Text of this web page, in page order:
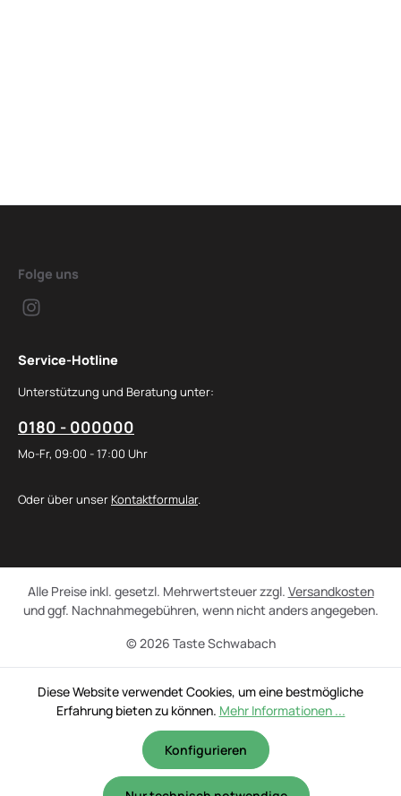
Folge uns
Service-Hotline
Unterstützung und Beratung unter:
0180 - 000000
Mo-Fr, 09:00 - 17:00 Uhr
Oder über unser Kontaktformular.
© 2026 Taste Schwabach
Alle Preise inkl. gesetzl. Mehrwertsteuer zzgl. Versandkosten
und ggf. Nachnahmegebühren, wenn nicht anders angegeben.
Diese Website verwendet Cookies, um eine bestmögliche
Erfahrung bieten zu können. Mehr Informationen ...
Konfigurieren